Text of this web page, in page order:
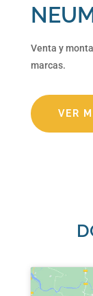
Venta y
marcas.
VER